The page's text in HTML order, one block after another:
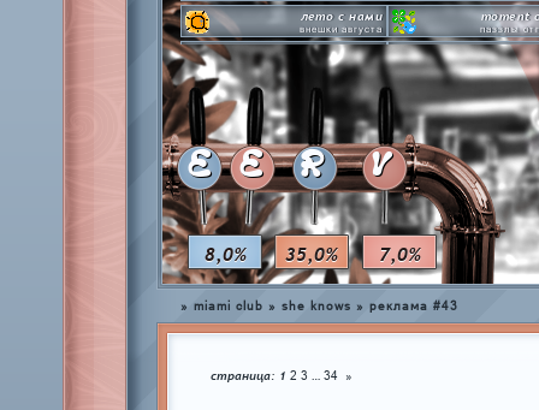
8,0% 35,0% 7,0%
лето с нами
внешки августа
moment
паззлы
pen-pineapple-apple-pen!
шлакоблокунь заказывали?
сделай это
everyone's a star
покупаем звезды
time goes by
private emotion
с днем эмоций #4
hot
летняя
E E R V
» miami club » she knows » реклама #43
страница: 1 2 3 … 34 »